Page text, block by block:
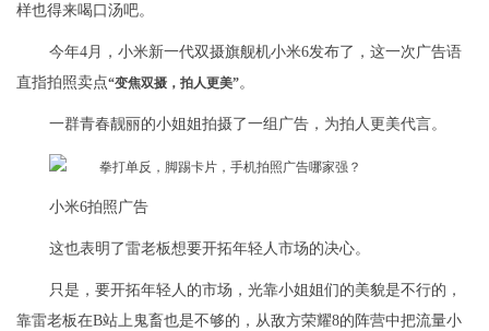
样也得来喝口汤吧。
今年4月，小米新一代双摄旗舰机小米6发布了，这一次广告语
直指拍照卖点“变焦双摄，拍人更美”。
一群青春靓丽的小姐姐拍摄了一组广告，为拍人更美代言。
小米6拍照广告
这也表明了雷老板想要开拓年轻人市场的决心。
只是，要开拓年轻人的市场，光靠小姐姐们的美貌是不行的，
靠雷老板在B站上鬼畜也是不够的，从敌方荣耀8的阵营中把流量小